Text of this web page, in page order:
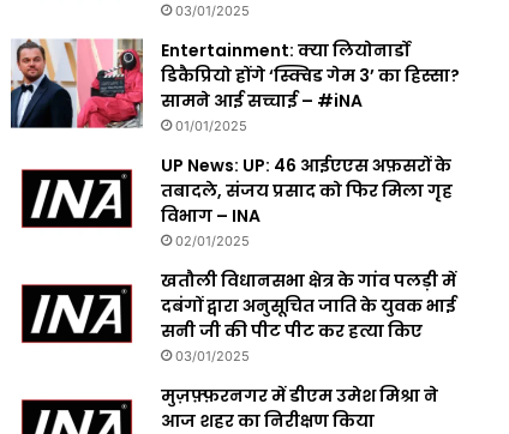
03/01/2025
Entertainment: क्या लियोनार्डो
डिकैप्रियो होंगे ‘स्क्विड गेम 3’ का हिस्सा?
सामने आई सच्चाई – #iNA
01/01/2025
UP News: UP: 46 आईएएस अफ़सरों के
तबादले, संजय प्रसाद को फिर मिला गृह
विभाग – INA
02/01/2025
खतौली विधानसभा क्षेत्र के गांव पलड़ी में
दबंगों द्वारा अनुसूचित जाति के युवक भाई
सनी जी की पीट पीट कर हत्या किए
03/01/2025
मुज़फ़्फ़रनगर में डीएम उमेश मिश्रा ने
आज शहर का निरीक्षण किया